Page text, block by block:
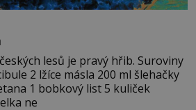
lesů je pravý hřib. Suroviny
2 lžíce másla 200 ml šlehačky
1 bobkový list 5 kuliček
ne